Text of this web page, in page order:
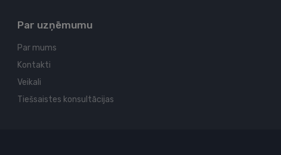
Par uzņēmumu
Par mums
Kontakti
Veikali
Tiešsaistes konsultācijas